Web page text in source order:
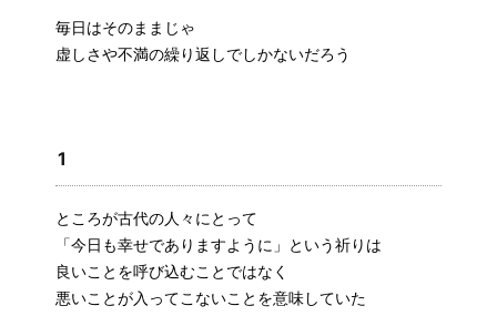
毎日はそのままじゃ
虚しさや不満の繰り返しでしかないだろう
1
ところが古代の人々にとって
「今日も幸せでありますように」という祈りは
良いことを呼び込むことではなく
悪いことが入ってこないことを意味していた